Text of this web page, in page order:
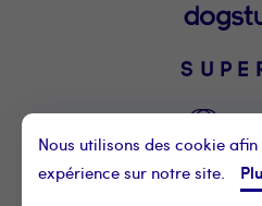
©2021
Nous utilisons des cookie
expérience sur notre site.